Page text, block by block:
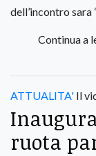
dell’incontro sara
Continua a
ATTUALITA' Il
ruota